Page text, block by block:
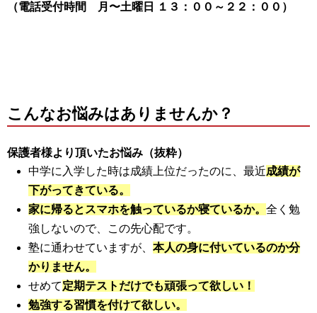
（電話受付時間 月〜土曜日 １３：００～２２：００）
こんなお悩みはありませんか？
保護者様より頂いたお悩み（抜粋）
中学に入学した時は成績上位だったのに、最近成績が
下がってきている。
家に帰るとスマホを触っているか寝ているか。 全く勉
強しないので、この先心配です。
塾に通わせていますが、 本人の身に付いているのか分
かりません。
せめて定期テストだけでも頑張って欲しい！
勉強する習慣を付けて欲しい。